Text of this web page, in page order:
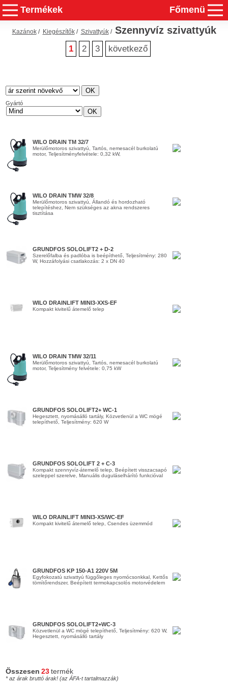
Termékek Főmenü
Kazánok/ Kiegészítők/ Szivattyúk/ Szennyvíz szivattyúk
1 2 3 következő
Gyártó
WILO DRAIN TM 32/7
Merülőmotoros szivattyú, Tartós, nemesacél burkolatú
motor, Teljesítményfelvétele: 0,32 kW,
WILO DRAIN TMW 32/8
Merülőmotoros szivattyú, Állandó és hordozható
telepítéshez, Nem szükséges az akna rendszeres
tisztítása
GRUNDFOS SOLOLIFT2 + D-2
Szerelőfalba és padlóba is beépíthető, Teljesítmény: 280
W, Hozzáfolyási csatlakozás: 2 x DN 40
WILO DRAINLIFT MINI3-XXS-EF
Kompakt kivitelű átemelő telep
WILO DRAIN TMW 32/11
Merülőmotoros szivattyú, Tartós, nemesacél burkolatú
motor, Teljesítmény felvétele: 0,75 kW
GRUNDFOS SOLOLIFT2+ WC-1
Hegesztett, nyomásálló tartály, Közvetlenül a WC mögé
telepíthető, Teljesítmény: 620 W
GRUNDFOS SOLOLIFT 2 + C-3
Kompakt szennyvíz-átemelő telep, Beépített visszacsapó
szeleppel szerelve, Manuális duguláselhárító funkcióval
WILO DRAINLIFT MINI3-XS/WC-EF
Kompakt kivitelű átemelő telep, Csendes üzemmód
GRUNDFOS KP 150-A1 220V 5M
Egyfokozatú szivattyú függőleges nyomócsonkkal, Kettős
tömítőrendszer, Beépített termokapcsolós motorvédelem
GRUNDFOS SOLOLIFT2+WC-3
Közvetlenül a WC mögé telepíthető, Teljesítmény: 620 W,
Hegesztett, nyomásálló tartály
Összesen 23 termék
* az árak bruttó árak! (az ÁFA-t tartalmazzák)